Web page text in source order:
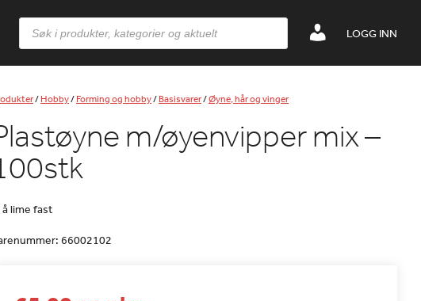
LOGG INN
Products
search
/Hobby/Forming og hobby/Basisvarer/Øyne, hår og vinger
m/øyenvipper mix –
lime fast
66002102